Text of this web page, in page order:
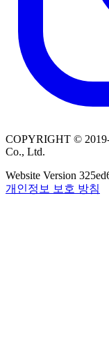
COPYRIGHT ©
Co., Ltd.
Website Version
개인정보 보호 방침